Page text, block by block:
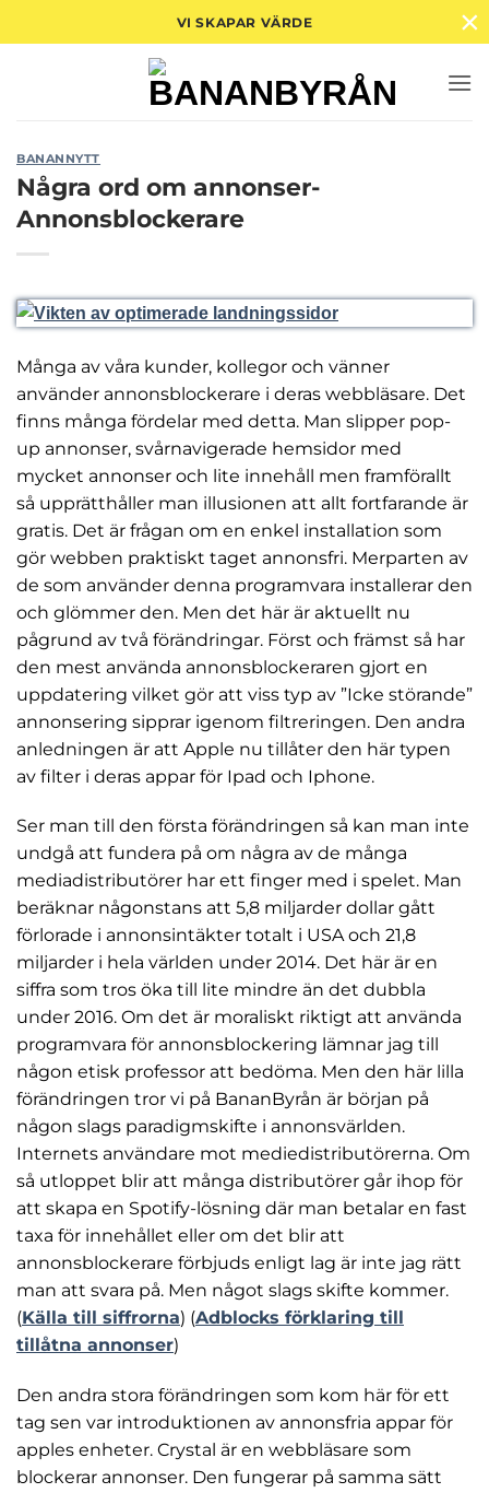
to
VI SKAPAR VÄRDE
BANANNYTT
Några ord om annonser-
Annonsblockerare
Många av våra kunder, kollegor och vänner
använder annonsblockerare i deras webbläsare. Det
finns många fördelar med detta. Man slipper pop-
up annonser, svårnavigerade hemsidor med
mycket annonser och lite innehåll men framförallt
så upprätthåller man illusionen att allt fortfarande är
gratis. Det är frågan om en enkel installation som
gör webben praktiskt taget annonsfri. Merparten av
de som använder denna programvara installerar den
och glömmer den. Men det här är aktuellt nu
pågrund av två förändringar. Först och främst så har
den mest använda annonsblockeraren gjort en
uppdatering vilket gör att viss typ av ”Icke störande”
annonsering sipprar igenom filtreringen. Den andra
anledningen är att Apple nu tillåter den här typen
av filter i deras appar för Ipad och Iphone.
Ser man till den första förändringen så kan man inte
undgå att fundera på om några av de många
mediadistributörer har ett finger med i spelet. Man
beräknar någonstans att 5,8 miljarder dollar gått
förlorade i annonsintäkter totalt i USA och 21,8
miljarder i hela världen under 2014. Det här är en
siffra som tros öka till lite mindre än det dubbla
under 2016. Om det är moraliskt riktigt att använda
programvara för annonsblockering lämnar jag till
någon etisk professor att bedöma. Men den här lilla
förändringen tror vi på BananByrån är början på
någon slags paradigmskifte i annonsvärlden.
Internets användare mot mediedistributörerna. Om
så utloppet blir att många distributörer går ihop för
att skapa en Spotify-lösning där man betalar en fast
taxa för innehållet eller om det blir att
annonsblockerare förbjuds enligt lag är inte jag rätt
man att svara på. Men något slags skifte kommer.
(Källa till siffrorna) (Adblocks förklaring till
tillåtna annonser)
Den andra stora förändringen som kom här för ett
tag sen var introduktionen av annonsfria appar för
apples enheter. Crystal är en webbläsare som
blockerar annonser. Den fungerar på samma sätt
×
Nödvändiga
Dessa kakor
går inte att
välja bort. De
behövs för att
hemsidan
över huvud
fungera.
Statistik
För att vi ska
kunna
förbättra
hemsidans
funktionalitet
och
baserat på
hur
hemsidan
används.
Upplevelse
För att vår
hemsida ska
bra som
möjligt
under ditt
besök. Om
du nekar de
funktionalitet
från
hemsidan.